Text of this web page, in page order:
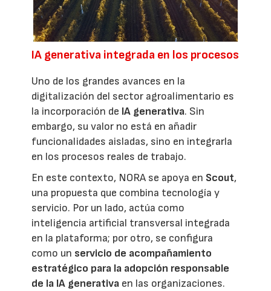
IA generativa integrada en los procesos
Uno de los grandes avances en la
digitalización del sector agroalimentario es
la incorporación de IA generativa. Sin
embargo, su valor no está en añadir
funcionalidades aisladas, sino en integrarla
en los procesos reales de trabajo.
En este contexto, NORA se apoya en Scout,
una propuesta que combina tecnología y
servicio. Por un lado, actúa como
inteligencia artificial transversal integrada
en la plataforma; por otro, se configura
como un servicio de acompañamiento
estratégico para la adopción responsable
de la IA generativa en las organizaciones.